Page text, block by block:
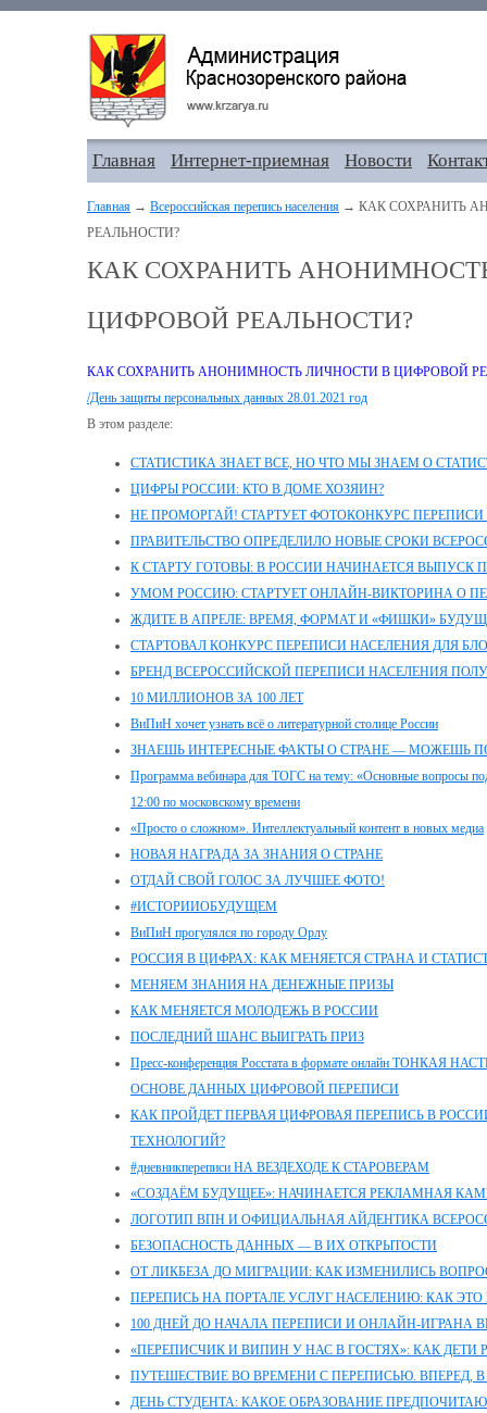
Главная Интернет-приемная Новости
Главная → Всероссийская перепись населения → КАК СОХРАНИТЬ
РЕАЛЬНОСТИ?
КАК СОХРАНИТЬ
ЦИФРОВОЙ РЕАЛЬНОСТИ?
КАК СОХРАНИТЬ АНОНИМНОСТЬ ЛИЧНОСТИ В ЦИФРОВОЙ
/День защиты персональных данных 28.01.2021 год
В этом разделе:
СТАТИСТИКА ЗНАЕТ ВСЕ, НО ЧТО МЫ ЗНАЕМ О
ЦИФРЫ РОССИИ: КТО В ДОМЕ ХОЗЯИН?
НЕ ПРОМОРГАЙ! СТАРТУЕТ ФОТОКОНКУРС
ПРАВИТЕЛЬСТВО ОПРЕДЕЛИЛО НОВЫЕ СРОКИ
К СТАРТУ ГОТОВЫ: В РОССИИ НАЧИНАЕТСЯ
УМОМ РОССИЮ: СТАРТУЕТ ОНЛАЙН-ВИКТОРИНА О
ЖДИТЕ В АПРЕЛЕ: ВРЕМЯ, ФОРМАТ И «ФИШКИ»
СТАРТОВАЛ КОНКУРС ПЕРЕПИСИ НАСЕЛЕНИЯ ДЛЯ
БРЕНД ВСЕРОССИЙСКОЙ ПЕРЕПИСИ НАСЕЛЕНИЯ
10 МИЛЛИОНОВ ЗА 100 ЛЕТ
ВиПиН хочет узнать всё о литературной столице России
ЗНАЕШЬ ИНТЕРЕСНЫЕ ФАКТЫ О СТРАНЕ — МОЖЕШЬ
Программа вебинара для ТОГС на тему: «Основные вопросы
12:00 по московскому времени
«Просто о сложном». Интеллектуальный контент в новых медиа
НОВАЯ НАГРАДА ЗА ЗНАНИЯ О СТРАНЕ
ОТДАЙ СВОЙ ГОЛОС ЗА ЛУЧШЕЕ ФОТО!
#ИСТОРИИОБУДУЩЕМ
ВиПиН прогулялся по городу Орлу
РОССИЯ В ЦИФРАХ: КАК МЕНЯЕТСЯ СТРАНА И
МЕНЯЕМ ЗНАНИЯ НА ДЕНЕЖНЫЕ ПРИЗЫ
КАК МЕНЯЕТСЯ МОЛОДЕЖЬ В РОССИИ
ПОСЛЕДНИЙ ШАНС ВЫИГРАТЬ ПРИЗ
Пресс-конференция Росстата в формате онлайн
ОСНОВЕ ДАННЫХ ЦИФРОВОЙ ПЕРЕПИСИ
КАК ПРОЙДЕТ ПЕРВАЯ ЦИФРОВАЯ ПЕРЕПИСЬ В
ТЕХНОЛОГИЙ?
#дневникпереписи НА ВЕЗДЕХОДЕ К СТАРОВЕРАМ
«СОЗДАЁМ БУДУЩЕЕ»: НАЧИНАЕТСЯ РЕКЛАМНАЯ
ЛОГОТИП ВПН И ОФИЦИАЛЬНАЯ АЙДЕНТИКА
БЕЗОПАСНОСТЬ ДАННЫХ — В ИХ ОТКРЫТОСТИ
ОТ ЛИКБЕЗА ДО МИГРАЦИИ: КАК ИЗМЕНИЛИСЬ
ПЕРЕПИСЬ НА ПОРТАЛЕ УСЛУГ НАСЕЛЕНИЮ: КАК ЭТО
100 ДНЕЙ ДО НАЧАЛА ПЕРЕПИСИ И ОНЛАЙН-ИГРАНА
«ПЕРЕПИСЧИК И ВИПИН У НАС В ГОСТЯХ»: КАК ДЕТИ
ПУТЕШЕСТВИЕ ВО ВРЕМЕНИ С ПЕРЕПИСЬЮ. ВПЕРЕД,
ДЕНЬ СТУДЕНТА: КАКОЕ ОБРАЗОВАНИЕ